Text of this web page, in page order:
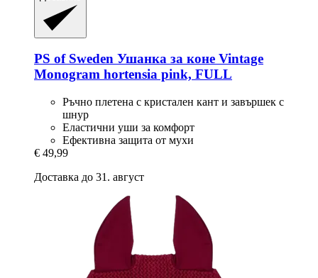
PS of Sweden Ушанка за коне Vintage
Monogram hortensia pink, FULL
Ръчно плетена с кристален кант и завършек с
шнур
Еластични уши за комфорт
Ефективна защита от мухи
€ 49,99
Доставка до 31. август